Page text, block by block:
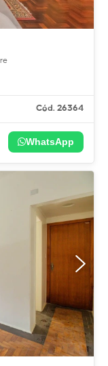
Cód. 26364
WhatsApp